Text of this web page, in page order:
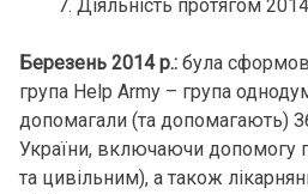
Діяльність протягом
Березень 2014 р.:була
група Help Army – група
допомагали (та допомагають)
України, включаючи допомогу
та цивільним), а також